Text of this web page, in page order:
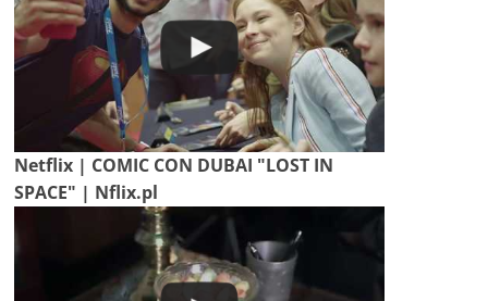
Netflix | COMIC CON DUBAI "LOST IN
SPACE" | Nflix.pl